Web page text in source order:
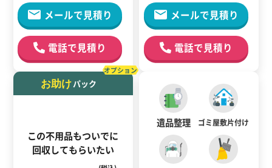
メールで見積り
電話で見積り
メールで見積り
電話で見積り
お助けパック
この不用品もついでに
回収してもらいたい
オプション
遺品整理 ゴミ屋敷片付け